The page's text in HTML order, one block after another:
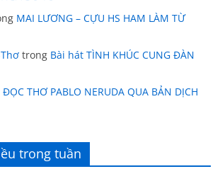
MAI LƯƠNG – CỰU HS HAM LÀM TỪ
trong Bài hát TÌNH KHÚC CUNG ĐÀN
ĐỌC THƠ PABLO NERUDA QUA BẢN DỊCH
trong tuần